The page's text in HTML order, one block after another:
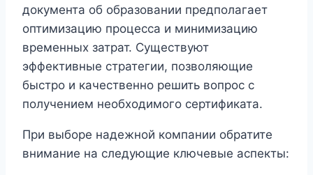
документа об образовании предполагает
оптимизацию процесса и минимизацию
временных затрат. Существуют
эффективные стратегии, позволяющие
быстро и качественно решить вопрос с
получением необходимого сертификата.
При выборе надежной компании обратите
внимание на следующие ключевые аспекты: